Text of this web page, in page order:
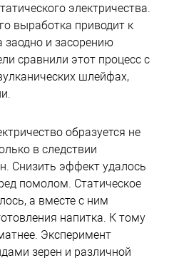
электричества.
выработка приводит к
заодно и засорению
сравнили этот процесс с
шлейфах,
образуется не
в следствии
Снизить эффект удалось
помолом. Статическое
а вместе с ним
напитка. К тому
Эксперимент
зерен и различной